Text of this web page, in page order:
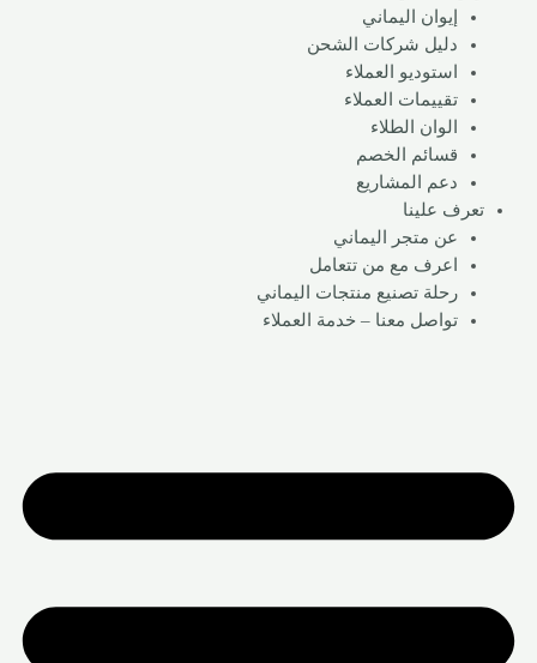
إيوان اليماني
دليل شركات الشحن
استوديو العملاء
تقييمات العملاء
الوان الطلاء
قسائم الخصم
دعم المشاريع
تعرف علينا
عن متجر اليماني
اعرف مع من تتعامل
رحلة تصنيع منتجات اليماني
تواصل معنا – خدمة العملاء